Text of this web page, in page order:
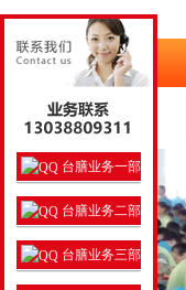
台膳业务一部
台膳业务二部
台膳业务三部